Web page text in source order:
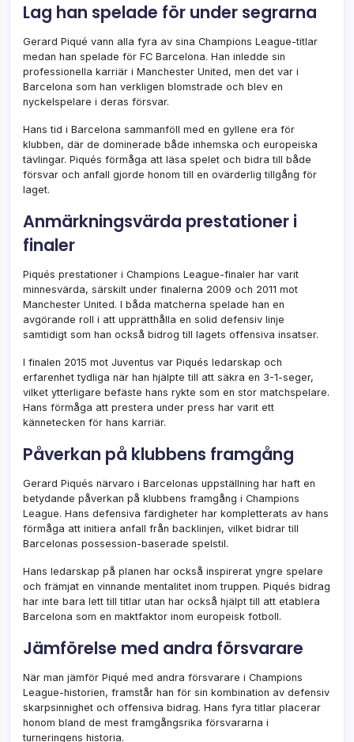
Lag han spelade för under segrarna
Gerard Piqué vann alla fyra av sina Champions League-titlar
medan han spelade för FC Barcelona. Han inledde sin
professionella karriär i Manchester United, men det var i
Barcelona som han verkligen blomstrade och blev en
nyckelspelare i deras försvar.
Hans tid i Barcelona sammanföll med en gyllene era för
klubben, där de dominerade både inhemska och europeiska
tävlingar. Piqués förmåga att läsa spelet och bidra till både
försvar och anfall gjorde honom till en ovärderlig tillgång för
laget.
Anmärkningsvärda prestationer i
finaler
Piqués prestationer i Champions League-finaler har varit
minnesvärda, särskilt under finalerna 2009 och 2011 mot
Manchester United. I båda matcherna spelade han en
avgörande roll i att upprätthålla en solid defensiv linje
samtidigt som han också bidrog till lagets offensiva insatser.
I finalen 2015 mot Juventus var Piqués ledarskap och
erfarenhet tydliga när han hjälpte till att säkra en 3-1-seger,
vilket ytterligare befäste hans rykte som en stor matchspelare.
Hans förmåga att prestera under press har varit ett
kännetecken för hans karriär.
Påverkan på klubbens framgång
Gerard Piqués närvaro i Barcelonas uppställning har haft en
betydande påverkan på klubbens framgång i Champions
League. Hans defensiva färdigheter har kompletterats av hans
förmåga att initiera anfall från backlinjen, vilket bidrar till
Barcelonas possession-baserade spelstil.
Hans ledarskap på planen har också inspirerat yngre spelare
och främjat en vinnande mentalitet inom truppen. Piqués bidrag
har inte bara lett till titlar utan har också hjälpt till att etablera
Barcelona som en maktfaktor inom europeisk fotboll.
Jämförelse med andra försvarare
När man jämför Piqué med andra försvarare i Champions
League-historien, framstår han för sin kombination av defensiv
skarpsinnighet och offensiva bidrag. Hans fyra titlar placerar
honom bland de mest framgångsrika försvararna i
turneringens historia.